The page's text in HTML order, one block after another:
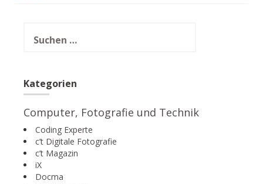
nach:
Kategorien
Computer, Fotografie und Technik
Coding Experte
c’t Digitale Fotografie
c’t Magazin
iX
Docma